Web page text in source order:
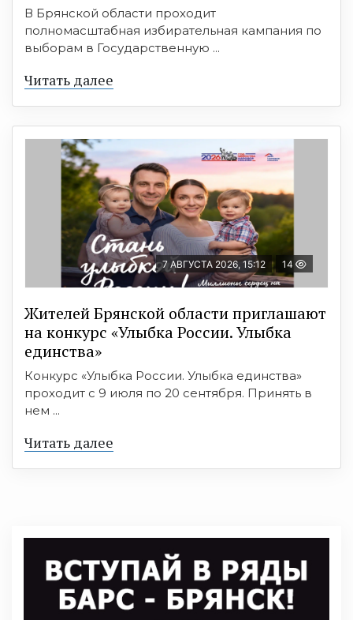
В Брянской области проходит
полномасштабная избирательная кампания по
выборам в Государственную ...
Читать далее
7 АВГУСТА 2026, 15:12 14
Жителей Брянской области приглашают
на конкурс «Улыбка России. Улыбка
единства»
Конкурс «Улыбка России. Улыбка единства»
проходит с 9 июля по 20 сентября. Принять в
нем ...
Читать далее